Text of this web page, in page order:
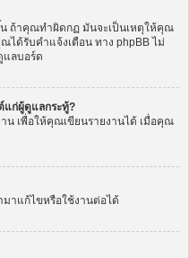
ถ้าคุณทำผิดกฏ มันจะเป็นเหตุให้คุณ
ด้รับคำแจ้งเตือน ทาง phpBB ไม่
แลบอร์ด
แก่ผู้ดูแลกระทู้?
เพื่อให้คุณเขียนรายงานได้ เมื่อคุณ
าแก้ไขหรือใช้งานต่อได้